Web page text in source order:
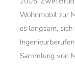
Wohnmobil zur
es langsam,
Sammlung von